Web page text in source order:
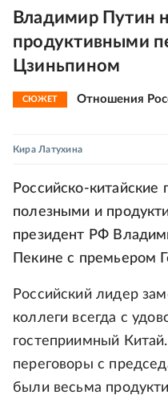
Владимир Путин
продуктивными
Цзиньпином
СЮЖЕТ Отношения
Кира Латухина
Российско-
полезными и
президент РФ
Пекине с премьером
Российский лидер
коллеги всегда с
гостеприимный
переговоры с
были весьма